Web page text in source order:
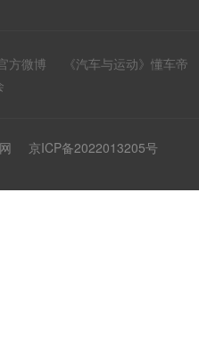
方微博
《汽车与运动》懂车帝
京ICP备2022013205号